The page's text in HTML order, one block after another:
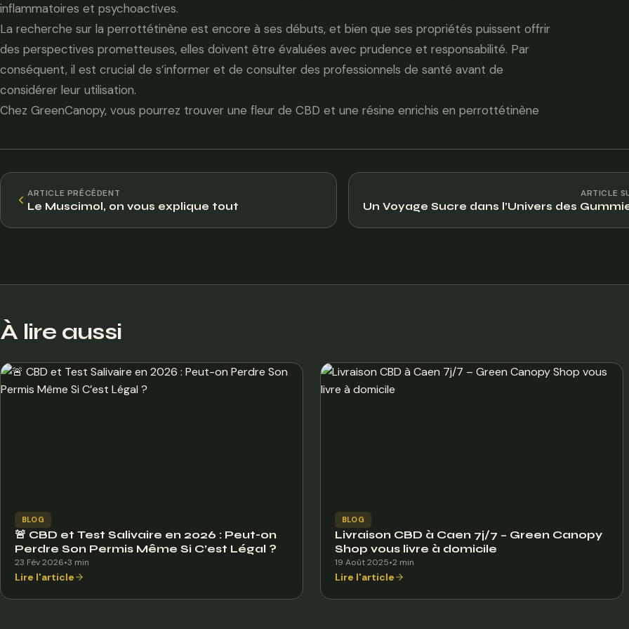
inflammatoires et psychoactives.
La recherche sur la perrottétinène est encore à ses débuts, et bien que ses propriétés puissent offrir
des perspectives prometteuses, elles doivent être évaluées avec prudence et responsabilité. Par
conséquent, il est crucial de s’informer et de consulter des professionnels de santé avant de
considérer leur utilisation.
Chez GreenCanopy, vous pourrez trouver une fleur de CBD et une résine enrichis en perrottétinène
ARTICLE PRÉCÉDENT
Le Muscimol, on vous explique tout
ARTICLE
À lire aussi
BLOG
🚨 CBD et Test Salivaire en 2026 : Peut-on
Perdre Son Permis Même Si C’est Légal ?
23 Fév 2026•3 min
Lire l'article
BLOG
Livraison CBD à Caen 7j/7 – Green Canopy
Shop vous livre à domicile
19 Août 2025•2 min
Lire l'article